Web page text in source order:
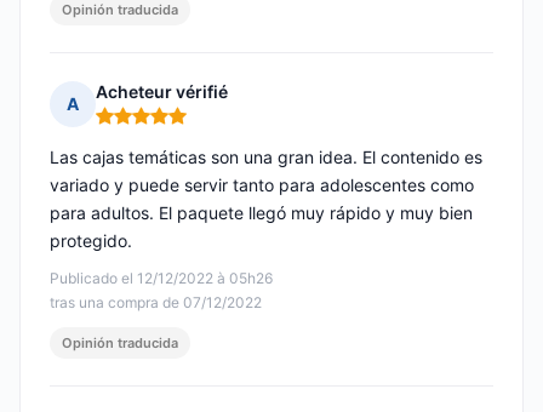
Opinión traducida
A
Acheteur vérifié
Nota: 5 de 5
Publicado el 12/12/2022 à 05h26
tras una compra de 07/12/2022
Las cajas temáticas son una gran idea. El contenido es
variado y puede servir tanto para adolescentes como
para adultos. El paquete llegó muy rápido y muy bien
protegido.
Opinión traducida